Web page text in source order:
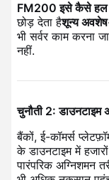
FM200 इसे कैसे हल
छोड़ देता हैशून्य अवशेष
भी सर्वर काम करना
नहीं.
चुनौती 2: डाउनटाइम
बैंकों, ई-कॉमर्स
के डाउनटाइम में
पारंपरिक अग्निशमन